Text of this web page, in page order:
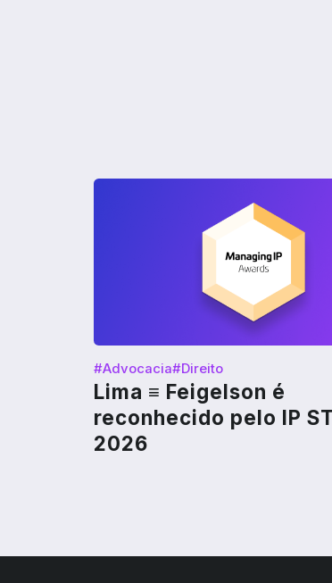
#Advocacia#Direito
Lima ≡ Feigelson é
reconhecido pelo IP
2026